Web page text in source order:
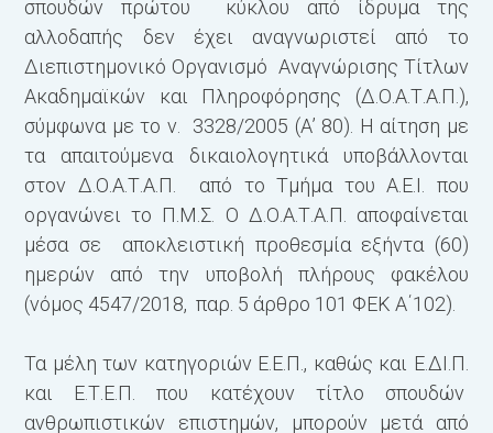
σπουδών πρώτου κύκλου από ίδρυμα της
αλλοδαπής δεν έχει αναγνωριστεί από το
Διεπιστημονικό Οργανισμό Αναγνώρισης Τίτλων
Ακαδημαϊκών και Πληροφόρησης (Δ.Ο.Α.Τ.Α.Π.),
σύμφωνα με το ν. 3328/2005 (Α’ 80). Η αίτηση με
τα απαιτούμενα δικαιολογητικά υποβάλλονται
στον Δ.Ο.Α.Τ.Α.Π. από το Τμήμα του Α.Ε.Ι. που
οργανώνει το Π.Μ.Σ. O Δ.Ο.Α.Τ.Α.Π. αποφαίνεται
μέσα σε αποκλειστική προθεσμία εξήντα (60)
ημερών από την υποβολή πλήρους φακέλου
(νόμος 4547/2018, παρ. 5 άρθρο 101 ΦΕΚ Α΄102).
Τα μέλη των κατηγοριών Ε.Ε.Π., καθώς και Ε.ΔΙ.Π.
και Ε.Τ.Ε.Π. που κατέχουν τίτλο σπουδών
ανθρωπιστικών επιστημών, μπορούν μετά από